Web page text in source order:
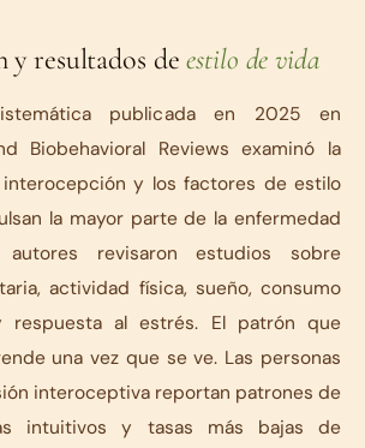
y resultados deestilo de vida
publicada en 2025 en
Biobehavioral Reviews examinó la
y los factores de estilo
la mayor parte de la enfermedad
revisaron estudios sobre
actividad física, sueño, consumo
respuesta al estrés. El patrón que
una vez que se ve. Las personas
interoceptiva reportan patrones de
intuitivos y tasas más bajas de